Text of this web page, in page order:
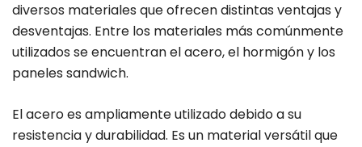
diversos materiales que ofrecen distintas ventajas y
desventajas. Entre los materiales más comúnmente
utilizados se encuentran el acero, el hormigón y los
paneles sandwich.
El acero es ampliamente utilizado debido a su
resistencia y durabilidad. Es un material versátil que